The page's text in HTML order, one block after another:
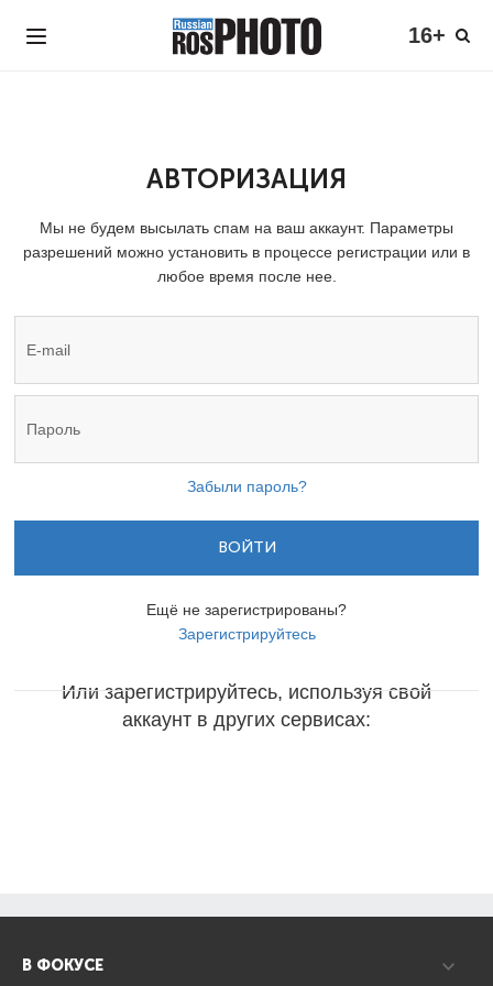
16+
АВТОРИЗАЦИЯ
Мы не будем высылать спам на ваш аккаунт. Параметры
разрешений можно установить в процессе регистрации или в
любое время после нее.
Забыли пароль?
ВОЙТИ
Ещё не зарегистрированы?
Зарегистрируйтесь
Или зарегистрируйтесь, используя свой
аккаунт в других сервисах:
В ФОКУСЕ